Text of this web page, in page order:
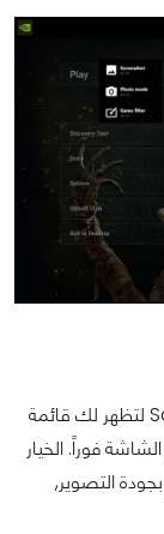
لتسجيل اللعب قم بالضغط على Screen Record لتظهر لك قائمة
فوراً. الخيار
التصوير,